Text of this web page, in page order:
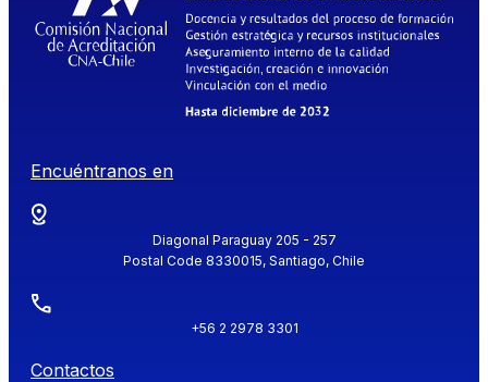
Encuéntranos en
Diagonal Paraguay 205 - 257
Postal Code 8330015, Santiago, Chile
+56 2 2978 3301
Contactos